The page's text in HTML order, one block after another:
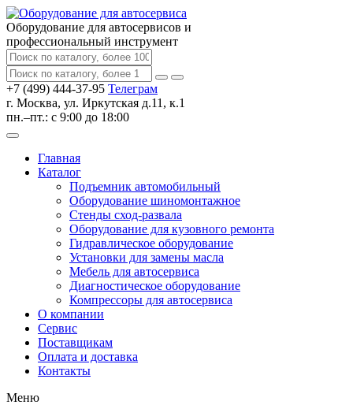
Оборудование для автосервисов и
профессиональный инструмент
+7 (499) 444-37-95 Телеграм
г. Москва, ул. Иркутская д.11, к.1
пн.–пт.: с 9:00 до 18:00
Главная
Каталог
Подъемник автомобильный
Оборудование шиномонтажное
Стенды сход-развала
Оборудование для кузовного ремонта
Гидравлическое оборудование
Установки для замены масла
Мебель для автосервиса
Диагностическое оборудование
Компрессоры для автосервиса
О компании
Сервис
Поставщикам
Оплата и доставка
Контакты
Меню